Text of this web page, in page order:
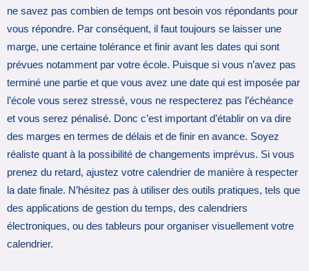
ne savez pas combien de temps ont besoin vos répondants pour
vous répondre. Par conséquent, il faut toujours se laisser une
marge, une certaine tolérance et finir avant les dates qui sont
prévues notamment par votre école. Puisque si vous n’avez pas
terminé une partie et que vous avez une date qui est imposée par
l’école vous serez stressé, vous ne respecterez pas l’échéance
et vous serez pénalisé. Donc c’est important d’établir on va dire
des marges en termes de délais et de finir en avance. Soyez
réaliste quant à la possibilité de changements imprévus. Si vous
prenez du retard, ajustez votre calendrier de manière à respecter
la date finale. N’hésitez pas à utiliser des outils pratiques, tels que
des applications de gestion du temps, des calendriers
électroniques, ou des tableurs pour organiser visuellement votre
calendrier.